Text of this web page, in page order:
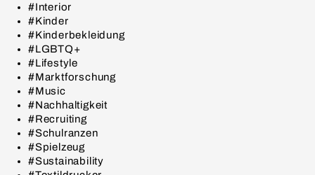
#Interior
#Kinder
#Kinderbekleidung
#LGBTQ+
#Lifestyle
#Marktforschung
#Music
#Nachhaltigkeit
#Recruiting
#Schulranzen
#Spielzeug
#Sustainability